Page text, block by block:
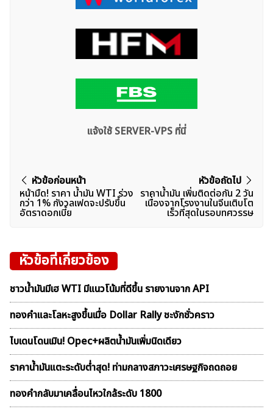
แจ้งใช้ SERVER-VPS ที่นี่
แนะแนว
เรื่อง
หัวข้อก่อนหน้า
หน้ามืด! ราคา น้ำมัน WTI ร่วง
กว่า 1% กังวลเฟดจะปรับขึ้น
อัตราดอกเบี้ย
หัวข้อถัดไป
ราคาน้ำมัน เพิ่มติดต่อกัน 2 วัน
เนื่องจากโรงงานในจีนเติบโต
เร็วที่สุดในรอบทศวรรษ
หัวข้อที่เกี่ยวข้อง
ชาวน้ำมันมีเฮ WTI มีแนวโน้มที่ดีขึ้น รายงานจาก API
ทองคำและโลหะสูงขึ้นเมื่อ Dollar Rally ชะงักชั่วคราว
ไบเดนโดนเมิน! Opec+ผลิตน้ำมันเพิ่มนิดเดียว
ราคาน้ำมันแตะระดับต่ำสุด! ท่ามกลางสภาวะเศรษฐกิจถดถอย
ทองคำกลับมาเคลื่อนไหวใกล้ระดับ 1800